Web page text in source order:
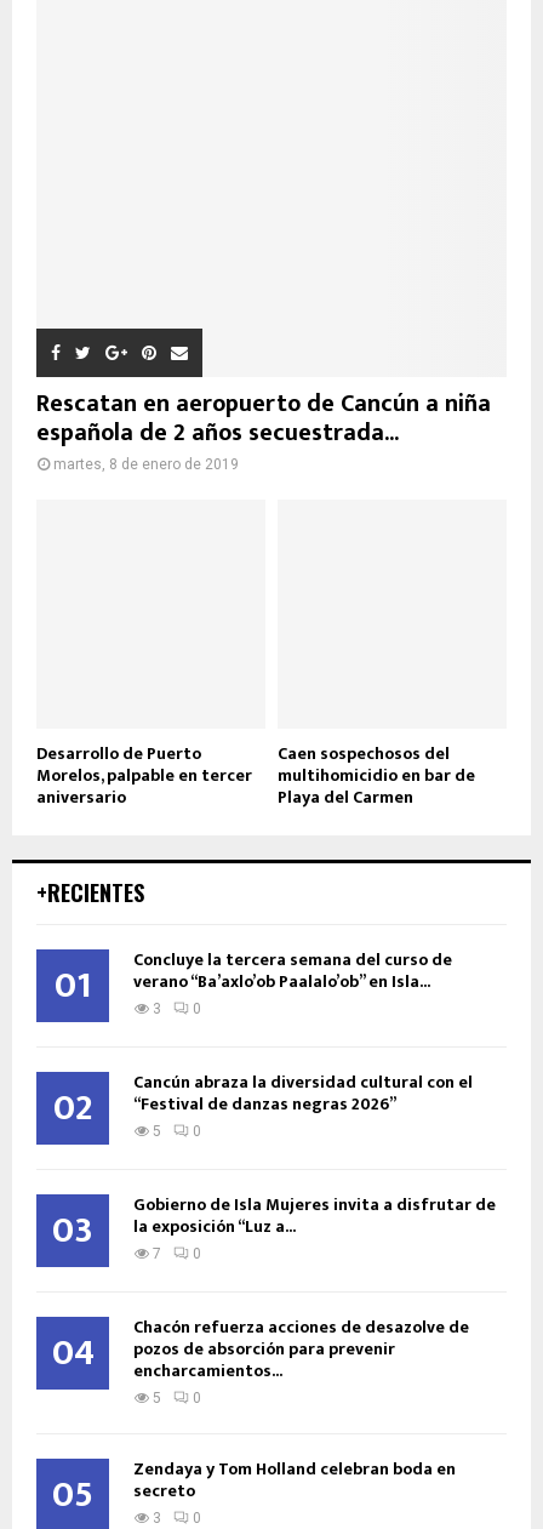
Rescatan en aeropuerto de Cancún a niña
española de 2 años secuestrada...
martes, 8 de enero de 2019
Desarrollo de Puerto
Morelos, palpable en tercer
aniversario
Caen sospechosos del
multihomicidio en bar de
Playa del Carmen
+RECIENTES
01 Concluye la tercera semana del curso de
verano “Ba’axlo’ob Paalalo’ob” en Isla...
3 0
02 Cancún abraza la diversidad cultural con el
“Festival de danzas negras 2026”
5 0
03 Gobierno de Isla Mujeres invita a disfrutar de
la exposición “Luz a...
7 0
04 Chacón refuerza acciones de desazolve de
pozos de absorción para prevenir
encharcamientos...
5 0
05 Zendaya y Tom Holland celebran boda en
secreto
3 0